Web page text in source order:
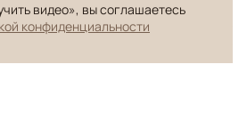
видео», вы соглашаетесь
конфиденциальности